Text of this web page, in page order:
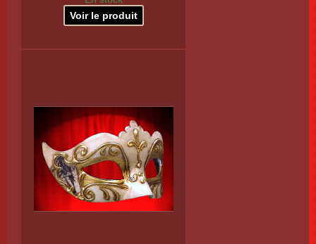
Voir le produit